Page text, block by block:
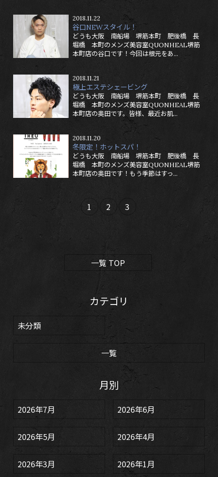
2018.11.22
谷口NEWスタイル！
どうも大阪 南船場 堺筋本町 肥後橋 長
堀橋 本町のメンズ美容室QUONHEAL堺筋
本町店の谷口です！今回は根元をあ...
2018.11.21
極上エステシェービング
どうも大阪 南船場 堺筋本町 肥後橋 長
堀橋 本町のメンズ美容室QUONHEAL堺筋
本町店の奥田です。皆様、最近お肌...
2018.11.20
冬限定！ホットスパ！
どうも大阪 南船場 堺筋本町 肥後橋 長
堀橋 本町のメンズ美容室QUONHEAL堺筋
本町店の奥田です！もう季節はすっ...
1 2 3
一覧 TOP
カテゴリ
未分類
一覧
月別
2026年7月 2026年6月
2026年5月 2026年4月
2026年3月 2026年1月